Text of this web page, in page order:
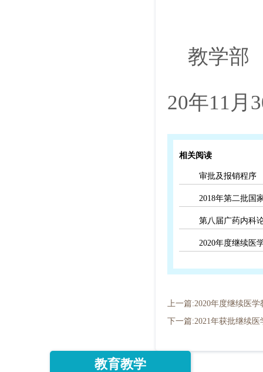
教学部
20年11月
相关阅读
审批及报销程序
2018年第二批国
第八届广药内科
2020年度继续医
上一篇:2020年度继续医
下一篇:2021年获批继续
教育教学